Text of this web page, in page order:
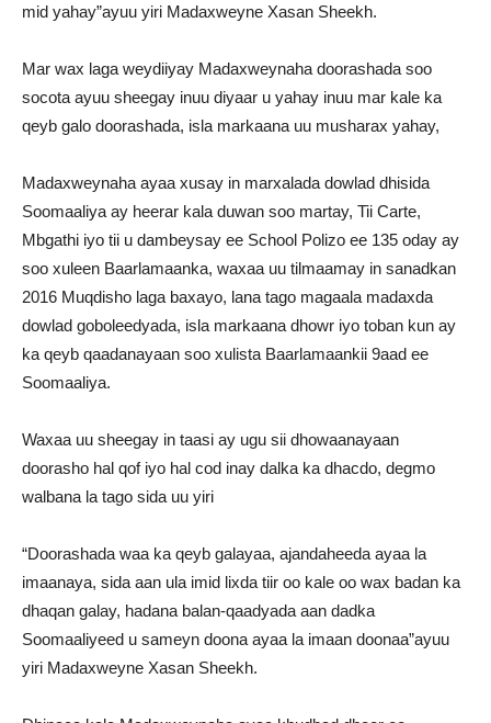
mid yahay”ayuu yiri Madaxweyne Xasan Sheekh.
Mar wax laga weydiiyay Madaxweynaha doorashada soo
socota ayuu sheegay inuu diyaar u yahay inuu mar kale ka
qeyb galo doorashada, isla markaana uu musharax yahay,
Madaxweynaha ayaa xusay in marxalada dowlad dhisida
Soomaaliya ay heerar kala duwan soo martay, Tii Carte,
Mbgathi iyo tii u dambeysay ee School Polizo ee 135 oday ay
soo xuleen Baarlamaanka, waxaa uu tilmaamay in sanadkan
2016 Muqdisho laga baxayo, lana tago magaala madaxda
dowlad goboleedyada, isla markaana dhowr iyo toban kun ay
ka qeyb qaadanayaan soo xulista Baarlamaankii 9aad ee
Soomaaliya.
Waxaa uu sheegay in taasi ay ugu sii dhowaanayaan
doorasho hal qof iyo hal cod inay dalka ka dhacdo, degmo
walbana la tago sida uu yiri
“Doorashada waa ka qeyb galayaa, ajandaheeda ayaa la
imaanaya, sida aan ula imid lixda tiir oo kale oo wax badan ka
dhaqan galay, hadana balan-qaadyada aan dadka
Soomaaliyeed u sameyn doona ayaa la imaan doonaa”ayuu
yiri Madaxweyne Xasan Sheekh.